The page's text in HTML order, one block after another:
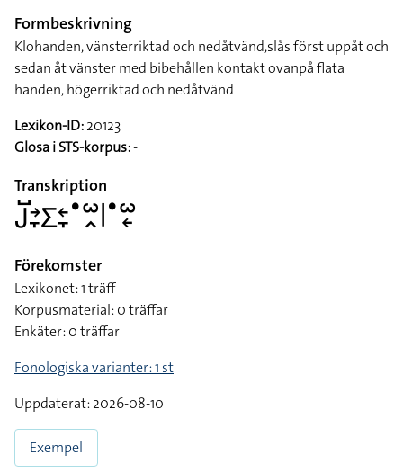
Formbeskrivning
Klohanden, vänsterriktad och nedåtvänd,slås först uppåt och
sedan åt vänster med bibehållen kontakt ovanpå flata
handen, högerriktad och nedåtvänd
Lexikon-ID:20123
Glosa i STS-korpus:-
Transkription
􌤢􌤹􌥔􌥙􌤥􌥓􌥙􌤟􌥱􌥿􌥼􌤟􌥱􌦈
Förekomster
Lexikonet: 1 träff
Korpusmaterial: 0 träffar
Enkäter: 0 träffar
Fonologiska varianter: 1 st
Uppdaterat: 2026-08-10
Exempel